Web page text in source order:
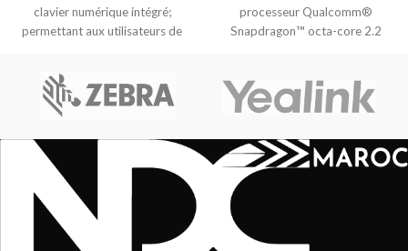
clavier numérique intégré;
permettant aux utilisateurs de
processeur Qualcomm®
Snapdragon™ octa-core 2.2